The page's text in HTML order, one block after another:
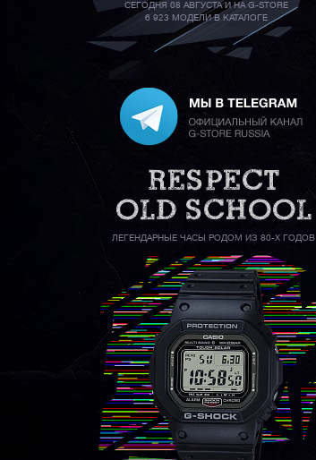
СЕГОДНЯ 08 АВГУСТА И НА G-STORE
6 923 МОДЕЛИ В КАТАЛОГЕ
ЛЕГЕНДАРНЫЕ ЧАСЫ РОДОМ ИЗ 80-Х ГОДОВ